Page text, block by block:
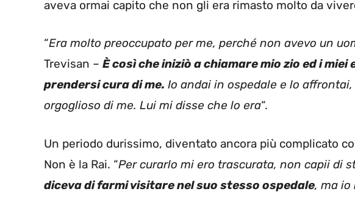
aveva ormai capito che non gli era rimasto molto da
“Era molto preoccupato per me, perché non avevo un
Trevisan – È così che iniziò a chiamare mio zio ed i
prendersi cura di me. Io andai in ospedale e lo
orgoglioso di me. Lui mi disse che lo era“.
Un periodo durissimo, diventato ancora più complicato
Non è la Rai. “Per curarlo mi ero trascurata, non capii di
diceva di farmi visitare nel suo stesso ospedale, ma io